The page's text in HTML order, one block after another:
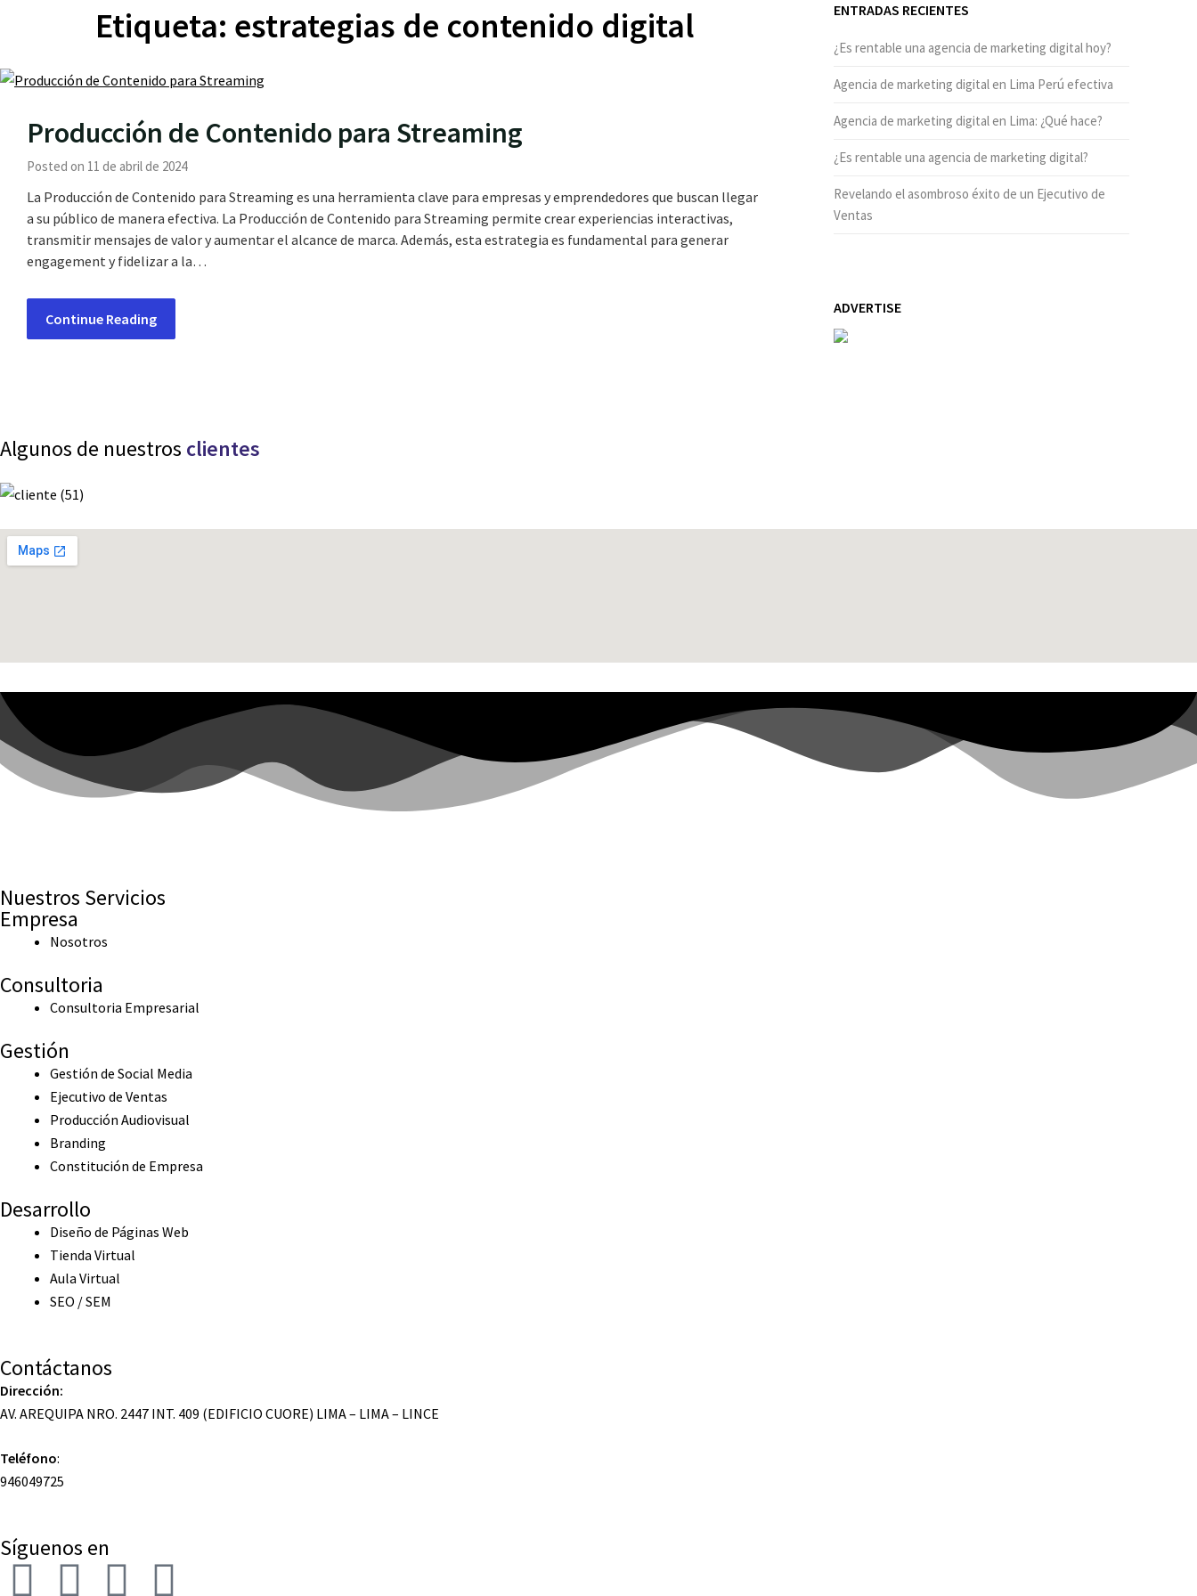
Etiqueta: estrategias de contenido digital
Producción de Contenido para Streaming
Posted on 11 de abril de 2024
La Producción de Contenido para Streaming es una herramienta clave para empresas y emprendedores que buscan llegar
a su público de manera efectiva. La Producción de Contenido para Streaming permite crear experiencias interactivas,
transmitir mensajes de valor y aumentar el alcance de marca. Además, esta estrategia es fundamental para generar
engagement y fidelizar a la…
Continue Reading
ENTRADAS RECIENTES
¿Es rentable una agencia de marketing digital hoy?
Agencia de marketing digital en Lima Perú efectiva
Agencia de marketing digital en Lima: ¿Qué hace?
¿Es rentable una agencia de marketing digital?
Revelando el asombroso éxito de un Ejecutivo de
Ventas
ADVERTISE
Algunos de nuestros clientes
Nuestros Servicios
Empresa
Nosotros
Consultoria
Consultoria Empresarial
Gestión
Gestión de Social Media
Ejecutivo de Ventas
Producción Audiovisual
Branding
Constitución de Empresa
Desarrollo
Diseño de Páginas Web
Tienda Virtual
Aula Virtual
SEO / SEM
Contáctanos
Dirección:
AV. AREQUIPA NRO. 2447 INT. 409 (EDIFICIO CUORE) LIMA – LIMA – LINCE
Teléfono:
946049725
Síguenos en